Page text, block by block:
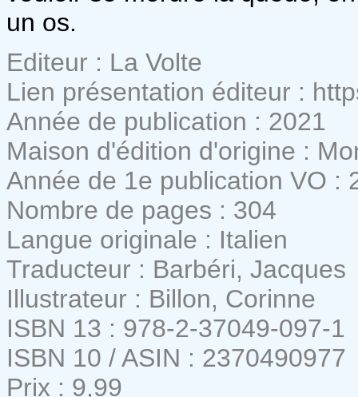
un os.
Editeur : La Volte
Lien présentation éditeur :
Année de publication : 2021
Maison d'édition d'origine :
Année de 1e publication VO :
Nombre de pages : 304
Langue originale : Italien
Traducteur : Barbéri, Jacques
Illustrateur : Billon, Corinne
ISBN 13 : 978-2-37049-097-1
ISBN 10 / ASIN : 2370490977
Prix : 9,99